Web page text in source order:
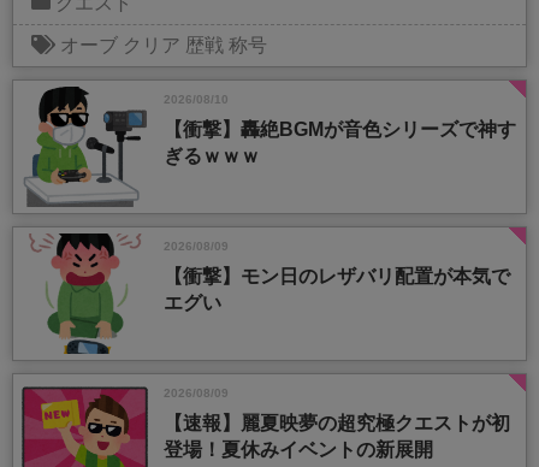
オーブ クリア 歴戦 称号
2026/08/10
【衝撃】轟絶BGMが音色シリーズで神す
ぎるｗｗｗ
2026/08/09
【衝撃】モン日のレザバリ配置が本気で
エグい
2026/08/09
【速報】麗夏映夢の超究極クエストが初
登場！夏休みイベントの新展開